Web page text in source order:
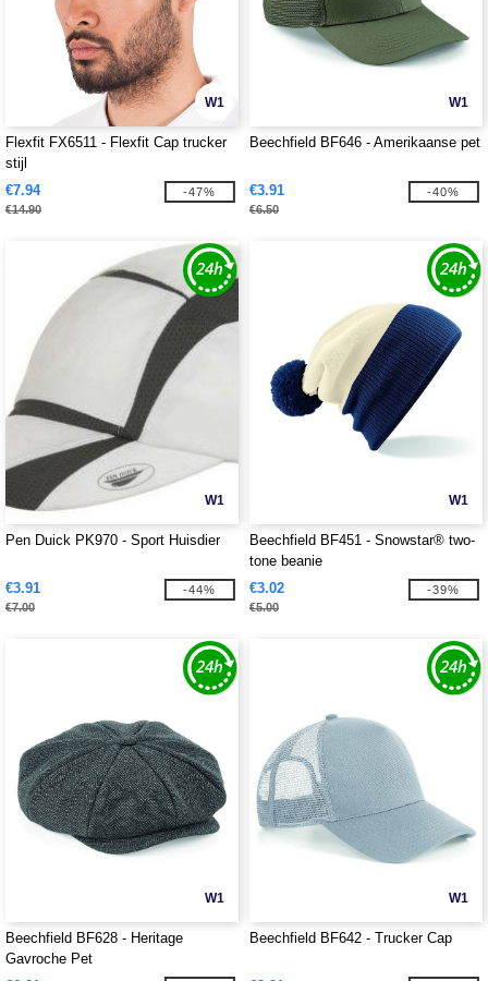
W1
Flexfit FX6511 - Flexfit Cap trucker
stijl
€7.94
€14.90
-47%
W1
Beechfield BF646 - Amerikaanse pet
€3.91
€6.50
-40%
W1
Pen Duick PK970 - Sport Huisdier
€3.91
€7.00
-44%
W1
Beechfield BF451 - Snowstar® two-
tone beanie
€3.02
€5.00
-39%
W1
Beechfield BF628 - Heritage
Gavroche Pet
W1
Beechfield BF642 - Trucker Cap